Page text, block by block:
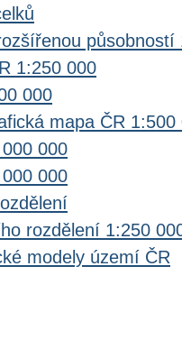
působností
1:250 000
000
mapa ČR 1:500
000
000
rozdělení 1:250
modely území ČR